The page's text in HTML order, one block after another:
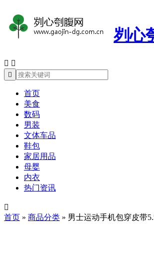
刿心
 

首页
美食
数码
男装
文体车品
鞋包
家居用品
母婴
内衣
热门资讯

首页 » 商品分类 » 男士运动手机包穿皮带